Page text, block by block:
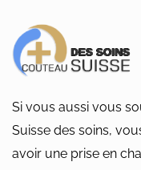
Si vous aussi vous
Suisse des soins,
avoir une prise en